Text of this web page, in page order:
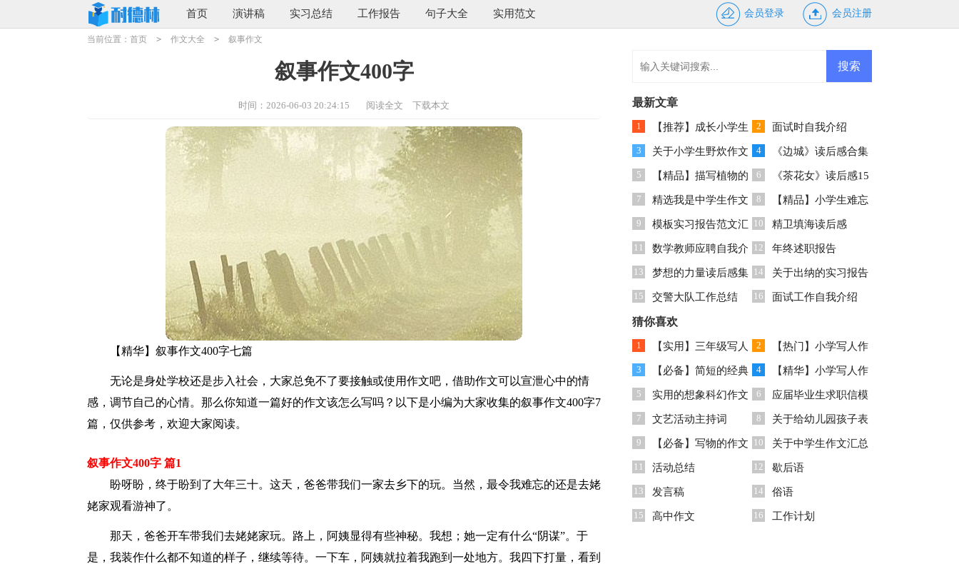
首页 演讲稿 实习总结 工作报告 句子大全 实用范文 会员登录 会员注册
当前位置： 首页 > 作文大全 > 叙事作文
叙事作文400字
时间：2026-06-03 20:24:15 阅读全文 下载本文
【精华】叙事作文400字七篇
无论是身处学校还是步入社会，大家总免不了要接触或使用作文吧，借助作文可以宣泄心中的情
感，调节自己的心情。那么你知道一篇好的作文该怎么写吗？以下是小编为大家收集的叙事作文400字7
篇，仅供参考，欢迎大家阅读。
叙事作文400字 篇1
盼呀盼，终于盼到了大年三十。这天，爸爸带我们一家去乡下的玩。当然，最令我难忘的还是去姥
姥家观看游神了。
那天，爸爸开车带我们去姥姥家玩。路上，阿姨显得有些神秘。我想；她一定有什么“阴谋”。于
是，我装作什么都不知道的样子，继续等待。一下车，阿姨就拉着我跑到一处地方。我四下打量，看到
最新文章
1 【推荐】成长小学生
作文400字集锦8篇
2 面试时自我介绍
3 关于小学生野炊作文
4篇
4 《边城》读后感合集
15篇
5 【精品】描写植物的
小学生作文300字3篇
6 《茶花女》读后感15
篇
7 精选我是中学生作文
锦集九篇
8 【精品】小学生难忘
作文4篇
9 模板实习报告范文汇
总10篇
10 精卫填海读后感
11 数学教师应聘自我介
绍
12 年终述职报告
13 梦想的力量读后感集
锦15篇
14 关于出纳的实习报告
模板汇总7篇
15 交警大队工作总结 16 面试工作自我介绍
猜你喜欢
1 【实用】三年级写人
作文三篇
2 【热门】小学写人作
文600字锦集七篇
3 【必备】简短的经典
语录集合40句
4 【精华】小学写人作
文300字集合五篇
5 实用的想象科幻作文
三篇
6 应届毕业生求职信模
板十篇
7 文艺活动主持词 8 关于给幼儿园孩子表
扬信四篇
9 【必备】写物的作文
6篇
10 关于中学生作文汇总
10篇
11 活动总结 12 歇后语
13 发言稿 14 俗语
15 高中作文 16 工作计划